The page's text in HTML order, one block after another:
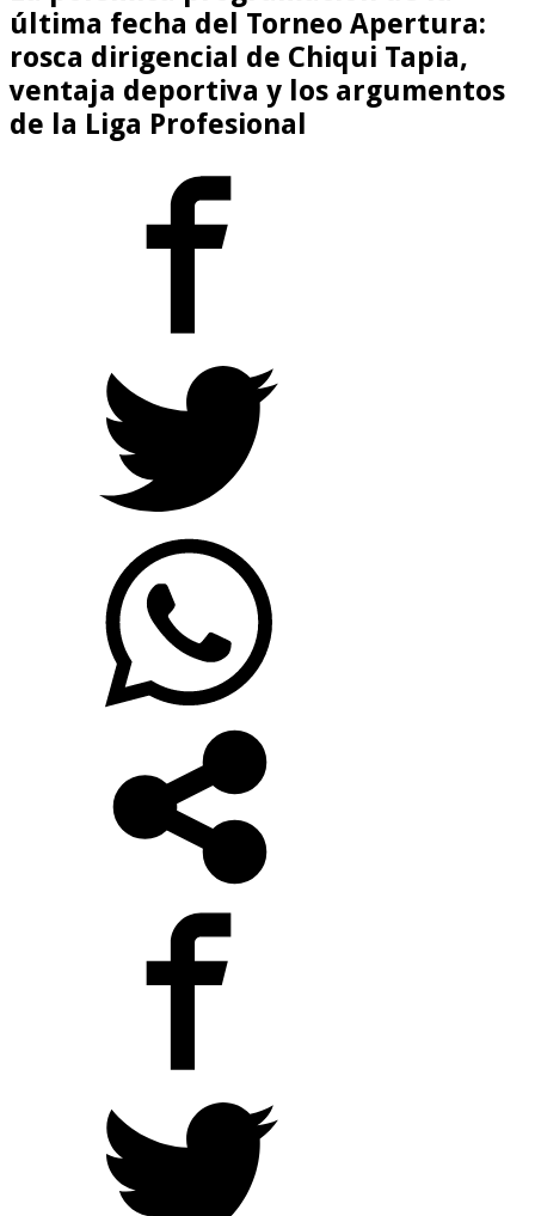
última fecha del Torneo Apertura:
rosca dirigencial de Chiqui Tapia,
ventaja deportiva y los argumentos
de la Liga Profesional